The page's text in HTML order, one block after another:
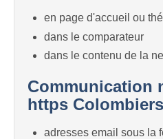
en page d'accueil ou
dans le comparateur
dans le contenu de la
Communication
https Colombiers
adresses email sous la